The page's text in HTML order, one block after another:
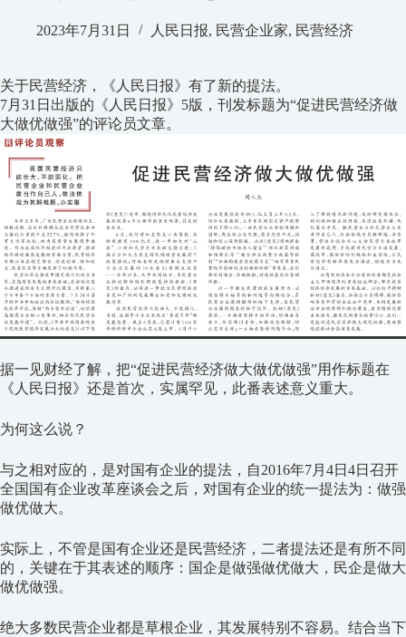
2023年7月31日 人民日报, 民营企业家, 民营经济
关于民营经济，《人民日报》有了新的提法。
7月31日出版的《人民日报》5版，刊发标题为“促进民营经济做
大做优做强”的评论员文章。
据一见财经了解，把“促进民营经济做大做优做强”用作标题在
《人民日报》还是首次，实属罕见，此番表述意义重大。
为何这么说？
与之相对应的，是对国有企业的提法，自2016年7月4日4日召开
全国国有企业改革座谈会之后，对国有企业的统一提法为：做强
做优做大。
实际上，不管是国有企业还是民营经济，二者提法还是有所不同
的，关键在于其表述的顺序：国企是做强做优做大，民企是做大
做优做强。
绝大多数民营企业都是草根企业，其发展特别不容易。结合当下